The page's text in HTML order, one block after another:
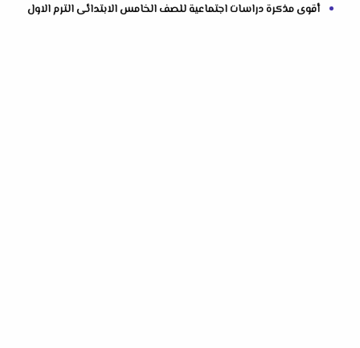
أقوى مذكرة دراسات اجتماعية للصف الخامس الابتدائى الترم الاول